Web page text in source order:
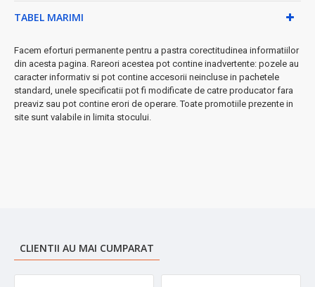
confort maxim
✓Design ergonomic- ușor de transportat și manevrat
✓Dimensiuni compacte- se potrivește perfect în geantă
sau rucsac
✓Ușor de curățat- întreținere simplă și rapidă
TABEL MARIMI
Facem eforturi permanente pentru a pastra corectitudinea informatiilor
din acesta pagina. Rareori acestea pot contine inadvertente: pozele au
caracter informativ si pot contine accesorii neincluse in pachetele
standard, unele specificatii pot fi modificate de catre producator fara
preaviz sau pot contine erori de operare. Toate promotiile prezente in
site sunt valabile in limita stocului.
CLIENTII AU MAI CUMPARAT